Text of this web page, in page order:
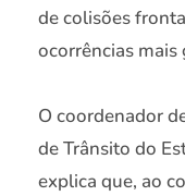
de colisões
ocorrências
O coordenador
de Trânsito do
explica que, ao